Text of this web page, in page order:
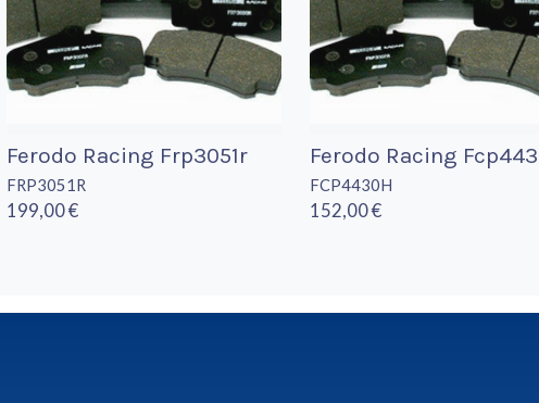
Ferodo Racing Frp3051r
FRP3051R
199,00 €
Ferodo Racing
FCP4430H
152,00 €